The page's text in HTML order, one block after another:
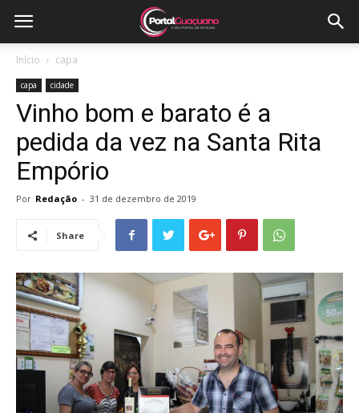
Início capa
capa cidade
Vinho bom e barato é a
pedida da vez na Santa Rita
Empório
Por Redação - 31 de dezembro de 2019
Share